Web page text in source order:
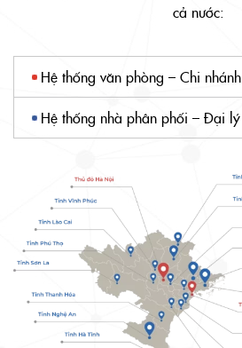
cả nước:
Hệ thống văn phòng – Chi nhánh
Hệ thống nhà phân phối – Đại lý